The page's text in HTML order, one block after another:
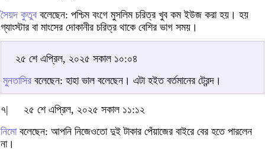
সৈয়দ কুতুব বলেছেন: পশ্চিম বংগে মুসলিম চরিত্র খুব কম ইউজ করা হয়। হয়
গ্যাংস্টার বা মাংসের দোকানীর চরিত্র থাকে বেশির ভাগ সময়।
২৫ শে এপ্রিল, ২০২৫ সকাল ১০:০৪
মুনতাসির বলেছেন: হাহা ভাল বলেছেন। এটা হইত বর্তমানের ট্রেন্দ।
৭|
২৫ শে এপ্রিল, ২০২৫ সকাল ১১:১২
নিমোবলেছেন: আপনি নিজেওতো দুই টাকার পেঁয়াজের বাইরে বের হতে পারলেন
না।